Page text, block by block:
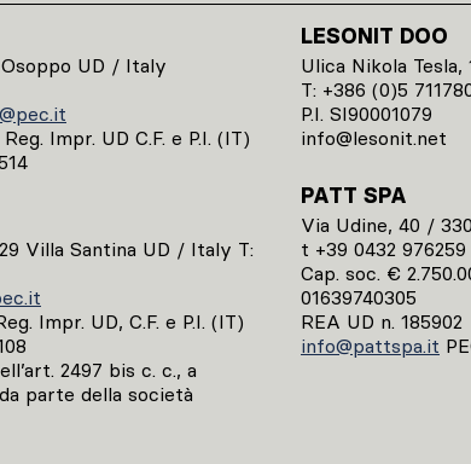
UD / Italy
Impr. UD C.F. e P.I. (IT)
Villa Santina UD / Italy T:
Impr. UD, C.F. e P.I. (IT)
2497 bis c. c., a
parte della società
LESONIT DOO
Ulica Nikola
T: +386 (0)5
P.I. SI90001079
info@lesonit.net
PATT SPA
Via Udine, 40 /
t +39 0432 976259
Cap. soc. €
01639740305
REA UD n. 185902
info@pattspa.it